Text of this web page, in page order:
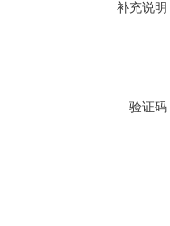
补充说明
验证码